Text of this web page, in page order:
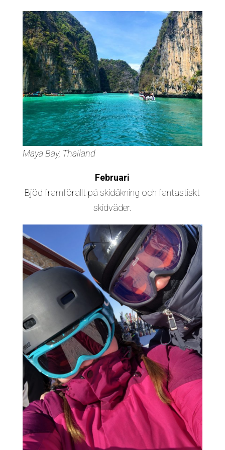
Maya Bay, Thailand
Februari
Bjöd framförallt på skidåkning och fantastiskt
skidväder.